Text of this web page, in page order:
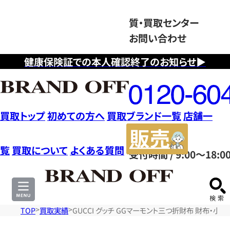
健康保険証での本人確認終了のお知らせ▶
質・買取センター
お問い合わせ
フ
リ
ー
ダ
イ
ヤ
ル
0120604117
受付時間 / 9:00～
買取トップ初めての方へ 買取ブランド一覧店舗一
覧 買取について よくある質問
サ
TOP 買取実績 GUCCI グッチ GGマーモント三つ折財布 財布・小